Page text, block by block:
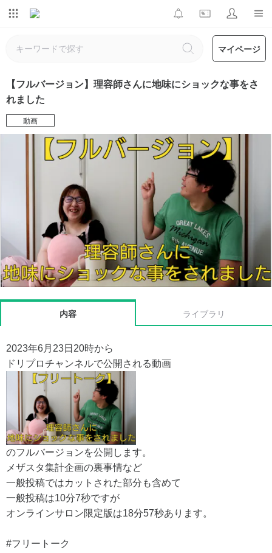
マイページ
【フルバージョン】理容師さんに地味にショックな事をさ
れました
動画
内容 ライブラリ
2023年6月23日20時から
ドリプロチャンネルで公開される動画
のフルバージョンを公開します。
メザスタ集計企画の裏事情など
一般投稿ではカットされた部分も含めて
一般投稿は10分7秒ですが
オンラインサロン限定版は18分57秒あります。
#フリートーク